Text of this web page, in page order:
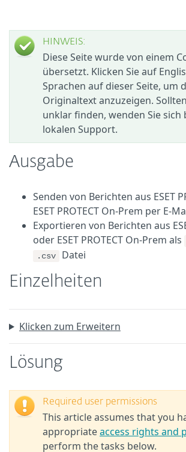
HINWEIS:
Diese Seite wurde von einem
übersetzt. Klicken Sie auf
Sprachen auf dieser Seite, um
Originaltext anzuzeigen.
unklar finden, wenden Sie sich
lokalen Support.
Ausgabe
Senden von Berichten aus ESET
ESET PROTECT On-Prem per E-
Exportieren von Berichten aus
oder ESET PROTECT On-Prem als
.csv Datei
Einzelheiten
Klicken zum Erweitern
Lösung
Required user permissions
This article assumes that you
appropriateaccess rights and
perform the tasks below.